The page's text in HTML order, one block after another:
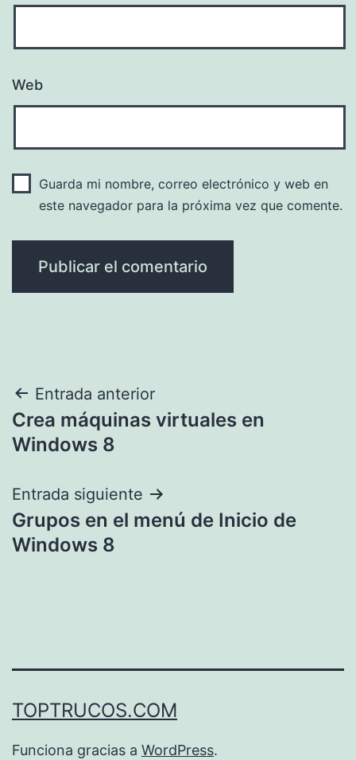
Web
Guarda mi nombre, correo electrónico y web en
este navegador para la próxima vez que comente.
Navegación
de
Entrada anterior
Crea máquinas virtuales en
Windows 8
Entrada siguiente
Grupos en el menú de Inicio de
Windows 8
TOPTRUCOS.COM
Funciona gracias a WordPress.